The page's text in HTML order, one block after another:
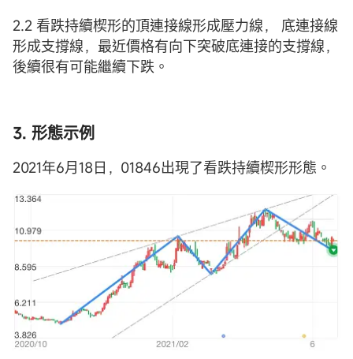
2.2 看跌持續楔形的頂連接線形成壓力線， 底連接線
形成支撐線，最近價格有向下突破底連接的支撐線，
後續很有可能繼續下跌。
3. 形態示例
2021年6月18日，01846出現了看跌持續楔形形態。